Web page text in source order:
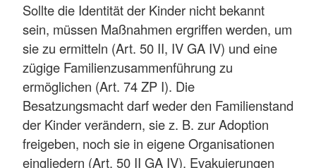
Sollte die Identität der Kinder nicht bekannt
sein, müssen Maßnahmen ergriffen werden, um
sie zu ermitteln (Art. 50 II, IV GA IV) und eine
zügige Familienzusammenführung zu
ermöglichen (Art. 74 ZP I). Die
Besatzungsmacht darf weder den Familienstand
der Kinder verändern, sie z. B. zur Adoption
freigeben, noch sie in eigene Organisationen
eingliedern (Art. 50 II GA IV). Evakuierungen